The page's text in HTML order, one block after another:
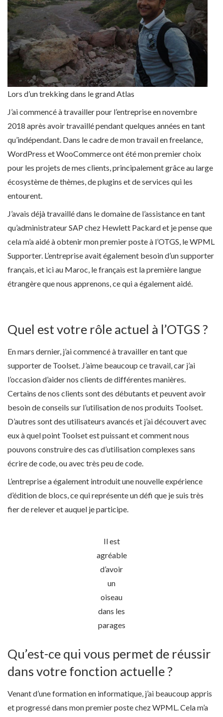
Lors d’un trekking dans le grand Atlas
J’ai commencé à travailler pour l’entreprise en novembre
2018 après avoir travaillé pendant quelques années en tant
qu’indépendant. Dans le cadre de mon travail en freelance,
WordPress et WooCommerce ont été mon premier choix
pour les projets de mes clients, principalement grâce au large
écosystème de thèmes, de plugins et de services qui les
entourent.
J’avais déjà travaillé dans le domaine de l’assistance en tant
qu’administrateur SAP chez Hewlett Packard et je pense que
cela m’a aidé à obtenir mon premier poste à l’OTGS, le WPML
Supporter. L’entreprise avait également besoin d’un supporter
français, et ici au Maroc, le français est la première langue
étrangère que nous apprenons, ce qui a également aidé.
Quel est votre rôle actuel à l’OTGS ?
En mars dernier, j’ai commencé à travailler en tant que
supporter de Toolset. J’aime beaucoup ce travail, car j’ai
l’occasion d’aider nos clients de différentes manières.
Certains de nos clients sont des débutants et peuvent avoir
besoin de conseils sur l’utilisation de nos produits Toolset.
D’autres sont des utilisateurs avancés et j’ai découvert avec
eux à quel point Toolset est puissant et comment nous
pouvons construire des cas d’utilisation complexes sans
écrire de code, ou avec très peu de code.
L’entreprise a également introduit une nouvelle expérience
d’édition de blocs, ce qui représente un défi que je suis très
fier de relever et auquel je participe.
Il est
agréable
d’avoir
un
oiseau
dans les
parages
Qu’est-ce qui vous permet de réussir
dans votre fonction actuelle ?
Venant d’une formation en informatique, j’ai beaucoup appris
et progressé dans mon premier poste chez WPML. Cela m’a